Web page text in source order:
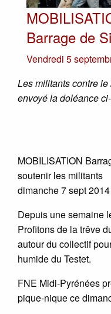
Barrage de
Vendredi 5
Les militants contre
envoyé la doléance
MOBILISATION
soutenir les militants
dimanche 7 sept
Depuis une semaine
Profitons de la trêve
autour du collectif
humide du Testet.
FNE Midi-Pyrénées
pique-nique ce